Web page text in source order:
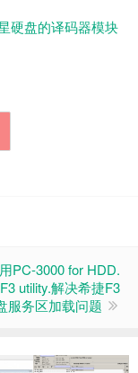
硬盘的译码器模块
PC-3000 for HDD.
utility.解决希捷F3
服务区加载问题